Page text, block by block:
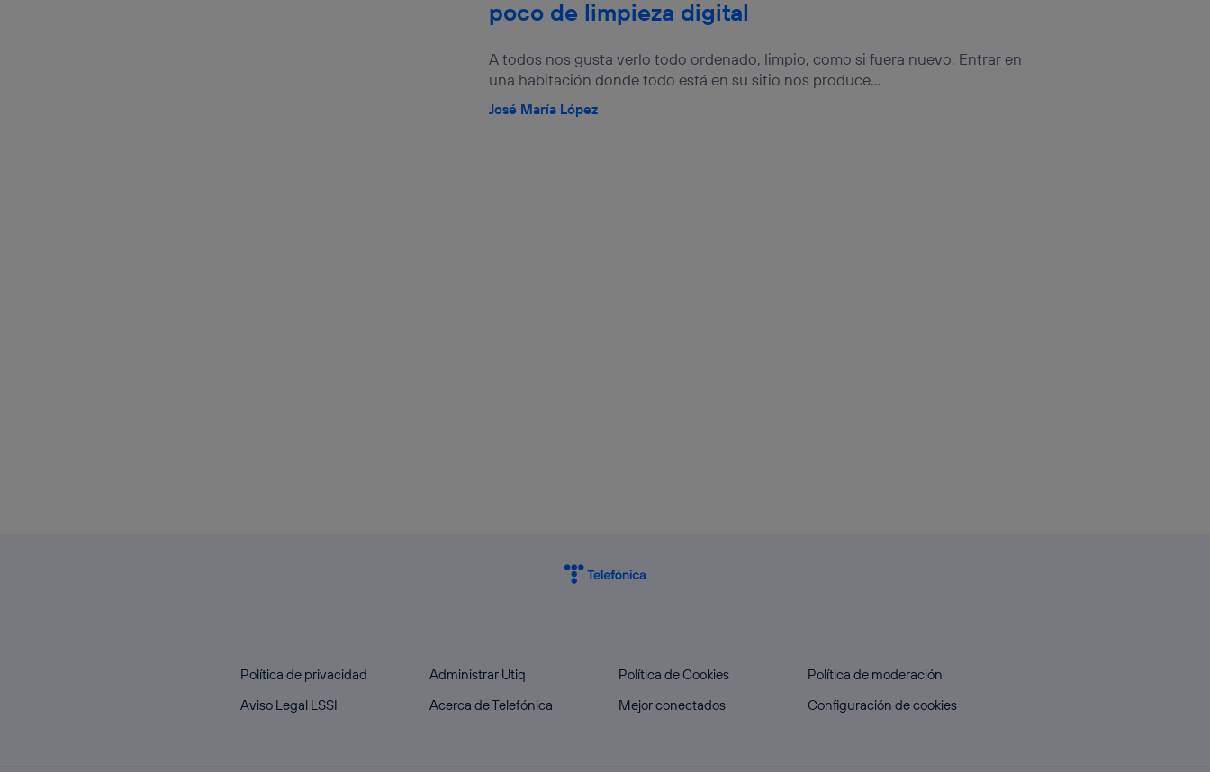
poco de limpieza digital
A todos nos gusta verlo todo ordenado, limpio, como si fuera nuevo. Entrar en
una habitación donde todo está en su sitio nos produce...
José María López
Política de privacidad Administrar Utiq Política de Cookies
Política de moderación
Aviso Legal LSSI
Acerca de Telefónica Mejor conectados Configuración de cookies